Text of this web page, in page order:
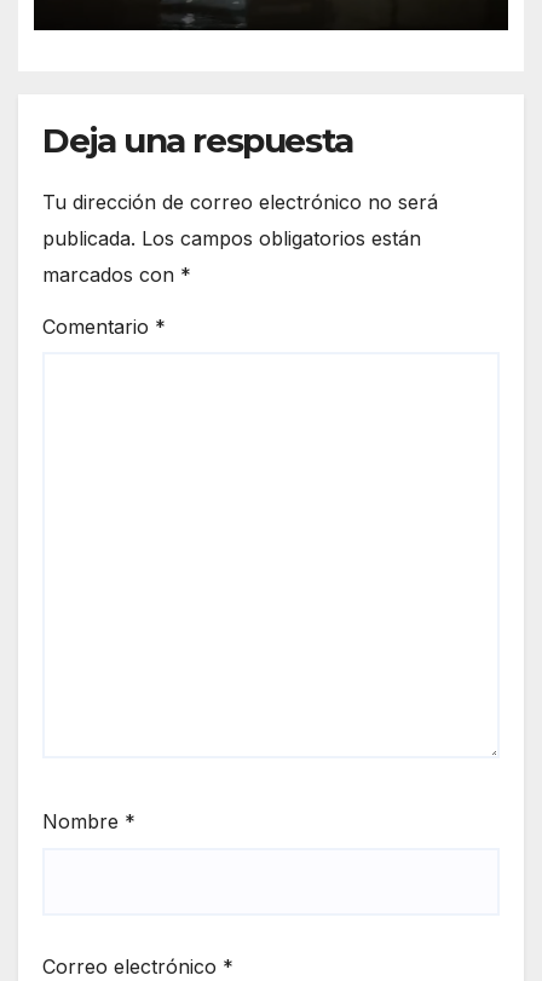
Deja una respuesta
Tu dirección de correo electrónico no será
publicada. Los campos obligatorios están
marcados con *
Comentario *
Nombre *
Correo electrónico *